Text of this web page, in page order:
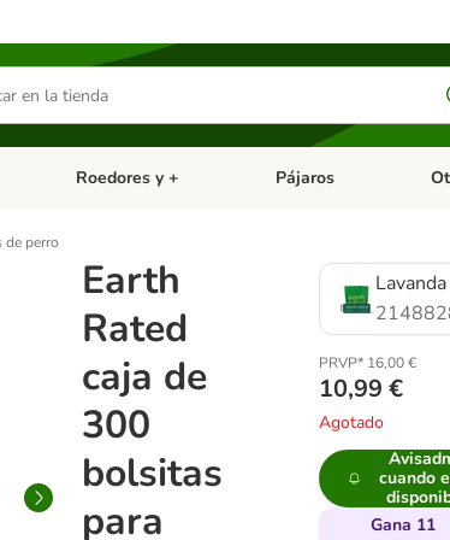
Dieta Vet.
Menú de categoria abierto: Antiparasitarios
Roedores y + Menú de categoria
Pájaros
de perro
Earth
Rated
caja de
300
bolsitas
para
Lavanda
PRVP* 16,00 €
10,99 €
Agotado
cuando
Gana 11